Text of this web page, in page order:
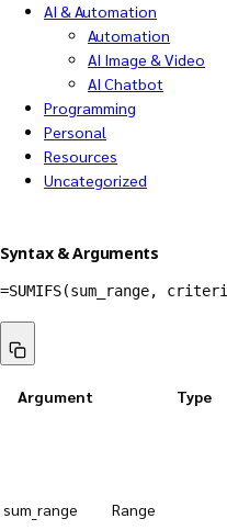
AI & Automation
Automation
AI Image & Video
AI Chatbot
Programming
Personal
Resources
Uncategorized
Syntax & Arguments
=SUMIFS(sum_range,
Argument Type
sum_range Range